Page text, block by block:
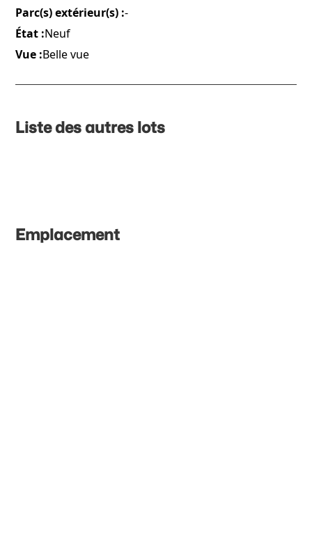
Parc(s) extérieur(s) :-
État :Neuf
Vue :Belle vue
Liste des autres lots
Emplacement